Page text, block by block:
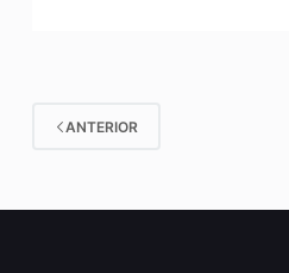
ANTERIOR